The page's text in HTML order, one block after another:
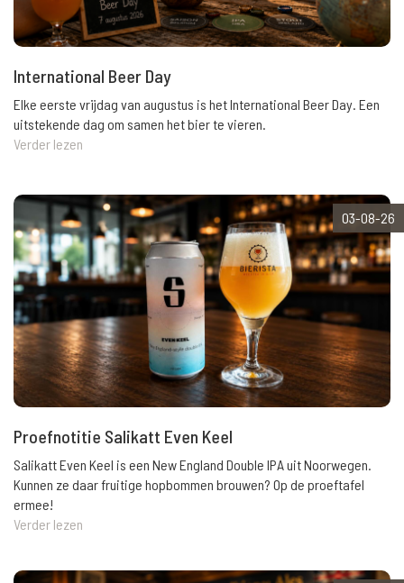
International Beer Day
Elke eerste vrijdag van augustus is het International Beer Day. Een
uitstekende dag om samen het bier te vieren.
Verder lezen
03-08-26
Proefnotitie Salikatt Even Keel
Salikatt Even Keel is een New England Double IPA uit Noorwegen.
Kunnen ze daar fruitige hopbommen brouwen? Op de proeftafel
ermee!
Verder lezen